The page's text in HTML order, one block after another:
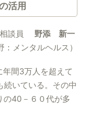
活用
談員
野添 新一
：メンタルヘルス）
間3万人を超えて
続いている。その中
の40－６０代が多